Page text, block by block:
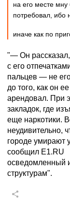
на его месте
потребовал, ибо
иначе как по
"— Он рассказал,
с его
пальцев — не
до того, как он ее
арендовал. При
закладок, где
еще наркотики.
неудивительно,
городе умирают
сообщил E1.RU
осведомленный
структурам".